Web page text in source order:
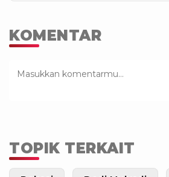
KOMENTAR
TOPIK TERKAIT